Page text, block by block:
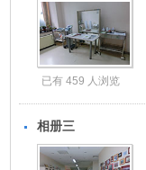
已有 459 人浏览
相册三